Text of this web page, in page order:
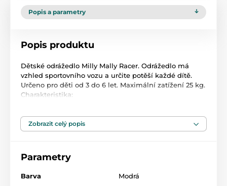
Popis a parametry
Popis produktu
Dětské odrážedlo Milly Mally Racer. Odrážedlo má
vzhled sportovního vozu a určite potěší každé dítě.
Určeno pro děti od 3 do 6 let. Maximální zatížení 25 kg.
Charakteristika:
- pohodlné držadlo pro jízdu
- prostor (zavazadlový prostor) pro hračky
- plastová kola
- moderní vzhled
Rozměry: vxdxš: 39,5x65x29 cm
Zobrazit celý popis
Parametry
Barva Modrá